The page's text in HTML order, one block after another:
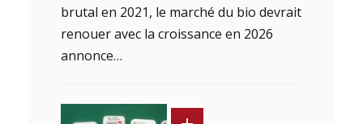
brutal en 2021, le marché du bio devrait
renouer avec la croissance en 2026
annonce…